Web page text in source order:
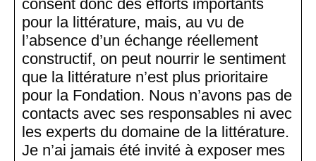
consent donc des efforts importants
pour la littérature, mais, au vu de
l’absence d’un échange réellement
constructif, on peut nourrir le sentiment
que la littérature n’est plus prioritaire
pour la Fondation. Nous n’avons pas de
contacts avec ses responsables ni avec
les experts du domaine de la littérature.
Je n’ai jamais été invité à exposer mes